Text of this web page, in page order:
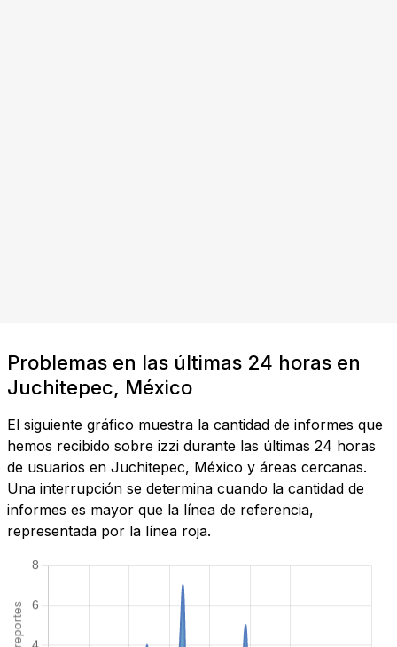
Problemas en las últimas 24 horas en
Juchitepec, México
El siguiente gráfico muestra la cantidad de informes que
hemos recibido sobre izzi durante las últimas 24 horas
de usuarios en Juchitepec, México y áreas cercanas.
Una interrupción se determina cuando la cantidad de
informes es mayor que la línea de referencia,
representada por la línea roja.